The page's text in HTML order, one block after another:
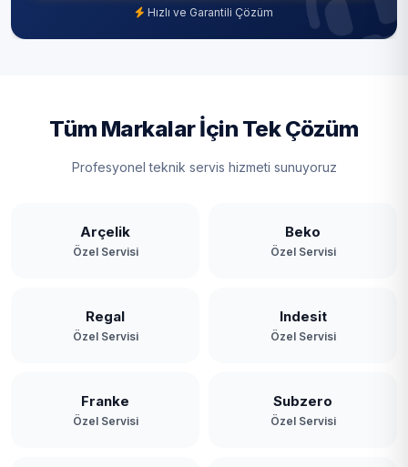
Hızlı ve Garantili Çözüm
Tüm Markalar İçin Tek Çözüm
Profesyonel teknik servis hizmeti sunuyoruz
Arçelik
Özel Servisi
Beko
Özel Servisi
Regal
Özel Servisi
Indesit
Özel Servisi
Franke
Özel Servisi
Subzero
Özel Servisi